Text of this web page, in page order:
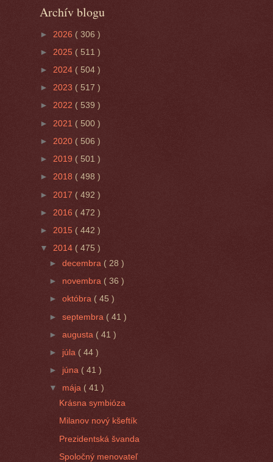
Archív blogu
► 2026 ( 306 )
► 2025 ( 511 )
► 2024 ( 504 )
► 2023 ( 517 )
► 2022 ( 539 )
► 2021 ( 500 )
► 2020 ( 506 )
► 2019 ( 501 )
► 2018 ( 498 )
► 2017 ( 492 )
► 2016 ( 472 )
► 2015 ( 442 )
▼ 2014 ( 475 )
►decembra ( 28 )
► novembra ( 36 )
►októbra ( 45 )
►septembra ( 41 )
►augusta ( 41 )
► júla ( 44 )
► júna ( 41 )
▼ mája ( 41 )
Krásna symbióza
Milanov nový kšeftík
Prezidentská švanda
Spoločný menovateľ